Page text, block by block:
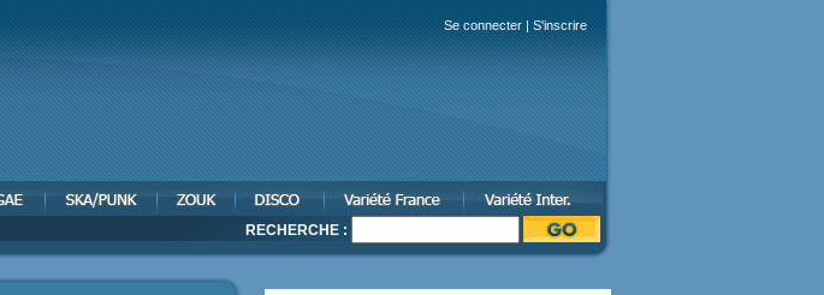
Se connecter | S'inscrire
RECHERCHE :